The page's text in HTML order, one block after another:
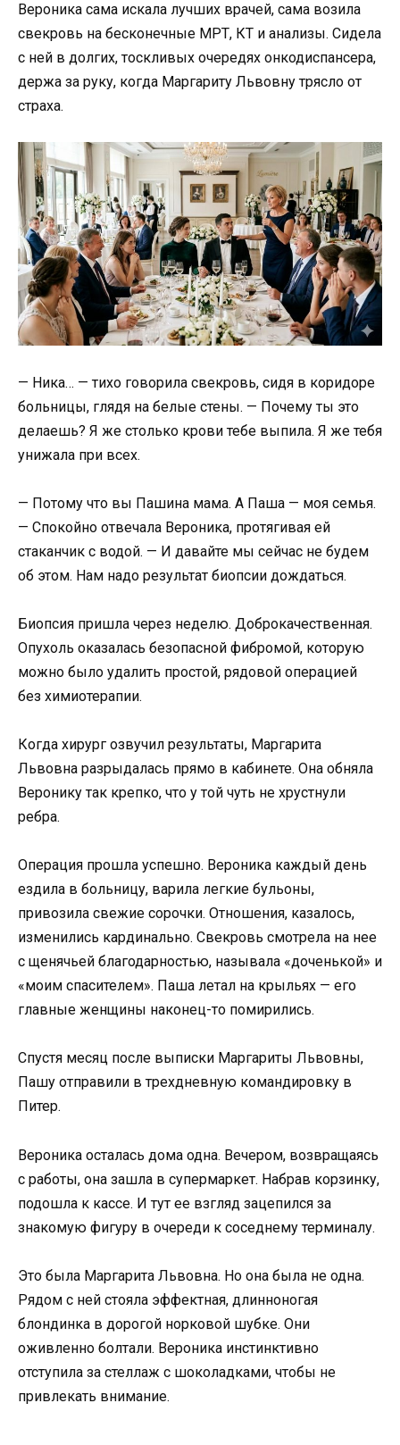
Вероника сама искала лучших врачей, сама возила
свекровь на бесконечные МРТ, КТ и анализы. Сидела
с ней в долгих, тоскливых очередях онкодиспансера,
держа за руку, когда Маргариту Львовну трясло от
страха.
— Ника… — тихо говорила свекровь, сидя в коридоре
больницы, глядя на белые стены. — Почему ты это
делаешь? Я же столько крови тебе выпила. Я же тебя
унижала при всех.
— Потому что вы Пашина мама. А Паша — моя семья.
— Спокойно отвечала Вероника, протягивая ей
стаканчик с водой. — И давайте мы сейчас не будем
об этом. Нам надо результат биопсии дождаться.
Биопсия пришла через неделю. Доброкачественная.
Опухоль оказалась безопасной фибромой, которую
можно было удалить простой, рядовой операцией
без химиотерапии.
Когда хирург озвучил результаты, Маргарита
Львовна разрыдалась прямо в кабинете. Она обняла
Веронику так крепко, что у той чуть не хрустнули
ребра.
Операция прошла успешно. Вероника каждый день
ездила в больницу, варила легкие бульоны,
привозила свежие сорочки. Отношения, казалось,
изменились кардинально. Свекровь смотрела на нее
с щенячьей благодарностью, называла «доченькой» и
«моим спасителем». Паша летал на крыльях — его
главные женщины наконец-то помирились.
Спустя месяц после выписки Маргариты Львовны,
Пашу отправили в трехдневную командировку в
Питер.
Вероника осталась дома одна. Вечером, возвращаясь
с работы, она зашла в супермаркет. Набрав корзинку,
подошла к кассе. И тут ее взгляд зацепился за
знакомую фигуру в очереди к соседнему терминалу.
Это была Маргарита Львовна. Но она была не одна.
Рядом с ней стояла эффектная, длинноногая
блондинка в дорогой норковой шубке. Они
оживленно болтали. Вероника инстинктивно
отступила за стеллаж с шоколадками, чтобы не
привлекать внимание.